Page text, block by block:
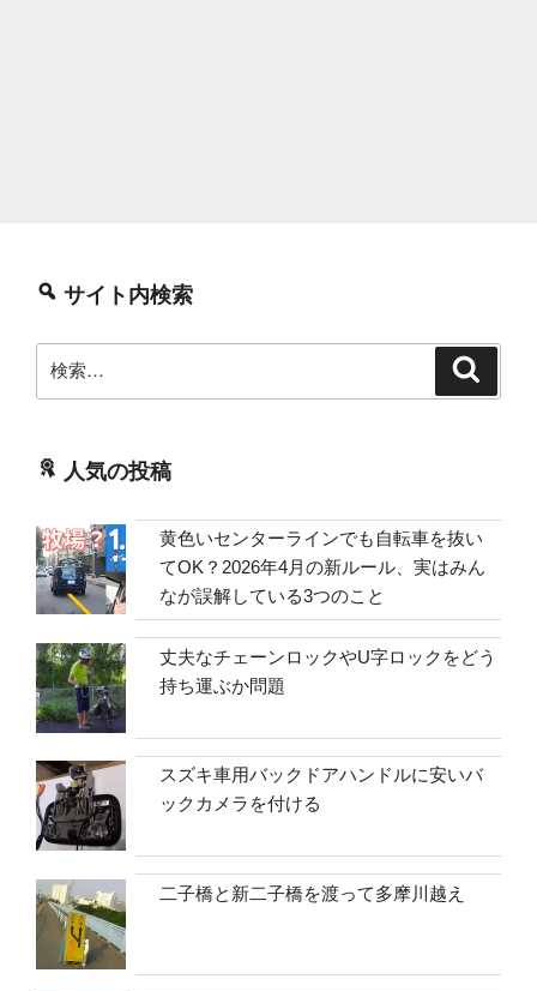
サイト内検索
索:
人気の投稿
黄色いセンターラインでも自転車を抜い
てOK？2026年4月の新ルール、実はみん
なが誤解している3つのこと
丈夫なチェーンロックやU字ロックをどう
持ち運ぶか問題
スズキ車用バックドアハンドルに安いバ
ックカメラを付ける
二子橋と新二子橋を渡って多摩川越え